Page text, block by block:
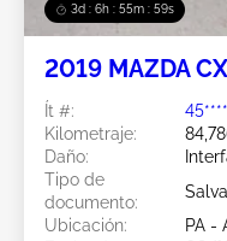
3d : 6h : 55m : 57s
2019 MAZDA
Ít #:
Kilometraje:
Daño:
Tipo de
documento:
Ubicación:
PA -